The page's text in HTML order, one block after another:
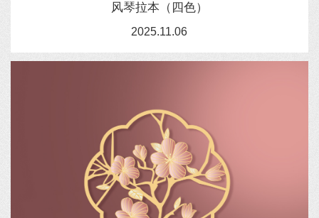
风琴拉本（四色）
2025.11.06